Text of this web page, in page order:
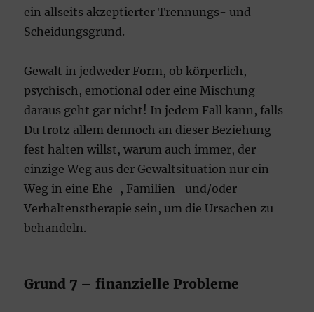
ein allseits akzeptierter Trennungs- und
Scheidungsgrund.
Gewalt in jedweder Form, ob körperlich,
psychisch, emotional oder eine Mischung
daraus geht gar nicht! In jedem Fall kann, falls
Du trotz allem dennoch an dieser Beziehung
fest halten willst, warum auch immer, der
einzige Weg aus der Gewaltsituation nur ein
Weg in eine Ehe-, Familien- und/oder
Verhaltenstherapie sein, um die Ursachen zu
behandeln.
Grund 7 – finanzielle Probleme